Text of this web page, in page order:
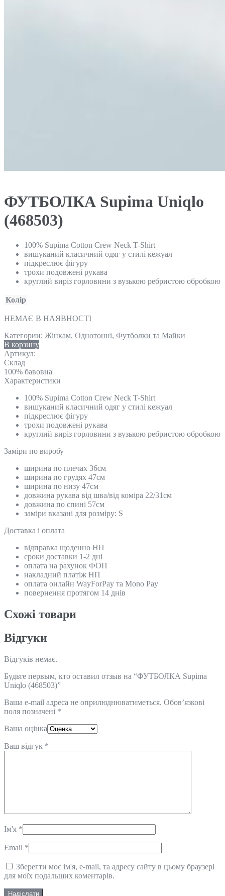
ФУТБОЛКА Supima Uniqlo
(468503)
100% Supima Cotton Crew Neck T-Shirt
вишуканий класичний одяг у стилі кежуал
підкреслює фігуру
трохи подовжені рукава
круглий виріз горловини з вузькою ребристою обробкою
Колір
НЕМАЄ В НАЯВНОСТІ
Категории: Жінкам, Однотонні, Футболки та Майки
В корзину
Артикул:
Склад
100% бавовна
Характеристики
100% Supima Cotton Crew Neck T-Shirt
вишуканий класичний одяг у стилі кежуал
підкреслює фігуру
трохи подовжені рукава
круглий виріз горловини з вузькою ребристою обробкою
Замiри по виробу
ширина по плечах 36см
ширина по грудях 47см
ширина по низу 47см
довжина рукава від шва/від коміра 22/31см
довжина по спині 57см
заміри вказані для розміру: S
Доставка і оплата
відправка щоденно НП
сроки доставки 1-2 дні
оплата на рахунок ФОП
накладний платіж НП
оплата онлайн WayForPay та Mono Pay
повернення протягом 14 днів
Схожi товари
Відгуки
Відгуків немає.
Будьте первым, кто оставил отзыв на “ФУТБОЛКА Supima
Uniqlo (468503)”
Ваша e-mail адреса не оприлюднюватиметься. Обов’язкові
поля позначені *
Ваша оцінка
Ваш відгук *
Ім'я *
Email *
Зберегти моє ім'я, e-mail, та адресу сайту в цьому браузері
для моїх подальших коментарів.